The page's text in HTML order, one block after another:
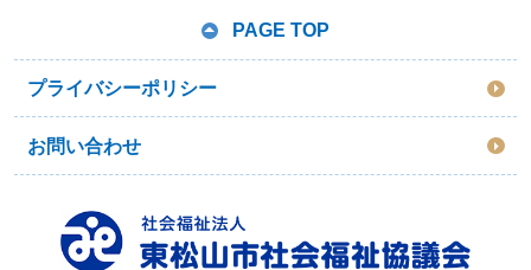
PAGE TOP
プライバシーポリシー
お問い合わせ